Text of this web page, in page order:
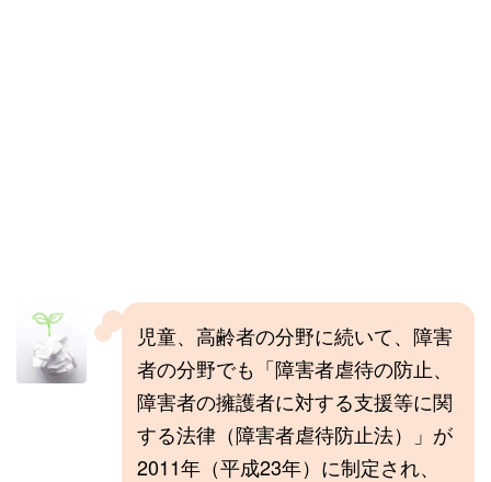
児童、高齢者の分野に続いて、障害
者の分野でも「障害者虐待の防止、
障害者の擁護者に対する支援等に関
する法律（障害者虐待防止法）」が
2011年（平成23年）に制定され、